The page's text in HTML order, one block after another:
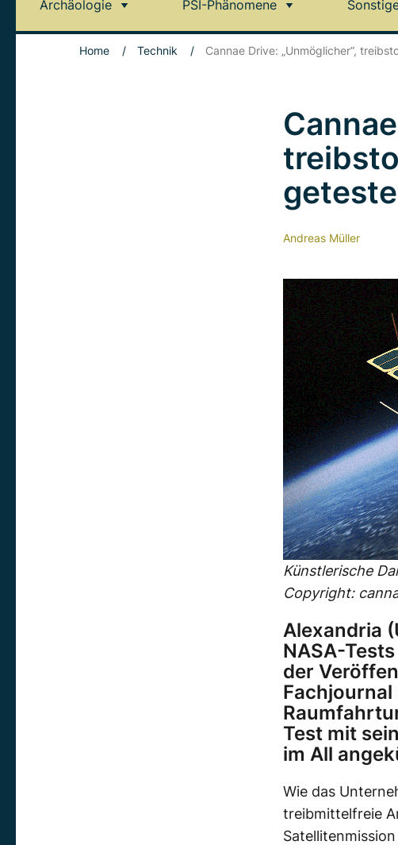
Archäologie PSI-Phänomene
Home / Technik / Cannae Drive: „Unmöglicher“,
Andreas Müller
Künstlerische
Copyright:
Alexandria
NASA-
der
Test mit
im All
Wie das
treibmittelfreie